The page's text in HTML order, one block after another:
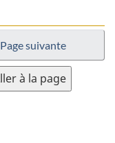
Page suivante